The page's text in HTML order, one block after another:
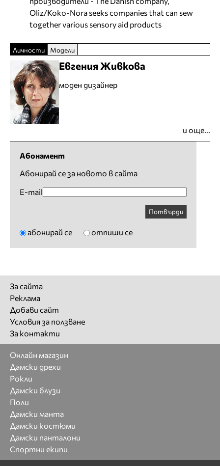
Oliz/Koko-Nora seeks companies that can sew
together various sensory aid products
Личности Модели
Евгения Живкова
моден дизайнер
и още...
Абонамент
Абонирай се за новото в сайта
E-mail
Потвърди
абонирай се отпиши се
За сайта
Реклама
Добави сайт
Условия за ползване
За контакти
Онлайн магазин
Дамски дрехи
Рокли
Дамски блузи
Поли
Дамски манта
Дамски костюми
Дамски панталони
Спортни екипи